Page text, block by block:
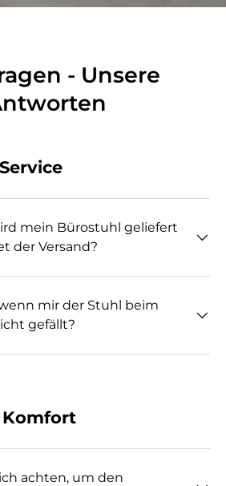
- Unsere
mein Bürostuhl geliefert
der Versand?
mir der Stuhl beim
gefällt?
Komfort
achten, um den